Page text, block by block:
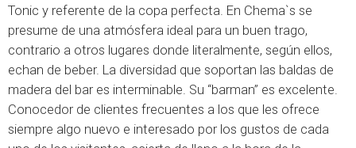
Tonic y referente de la copa perfecta. En Chema`s se
presume de una atmósfera ideal para un buen trago,
contrario a otros lugares donde literalmente, según ellos,
echan de beber. La diversidad que soportan las baldas de
madera del bar es interminable. Su “barman” es excelente.
Conocedor de clientes frecuentes a los que les ofrece
siempre algo nuevo e interesado por los gustos de cada